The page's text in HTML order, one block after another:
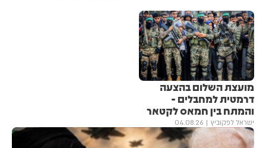
מועצת השלום בהצעה
דרמטית למחבלים -
והמתח בין חמאס לקטאר
ישראל לפקוביץ 04.08.26